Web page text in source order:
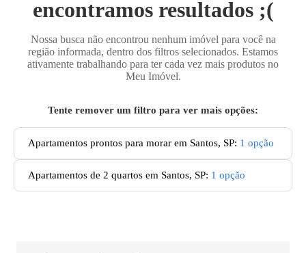
encontramos resultados ;(
Nossa busca não encontrou nenhum imóvel para você na
região informada, dentro dos filtros selecionados. Estamos
ativamente trabalhando para ter cada vez mais produtos no
Meu Imóvel.
Tente remover um filtro para ver mais opções:
Apartamentos prontos para morar em Santos, SP: 1 opção
Apartamentos de 2 quartos em Santos, SP: 1 opção